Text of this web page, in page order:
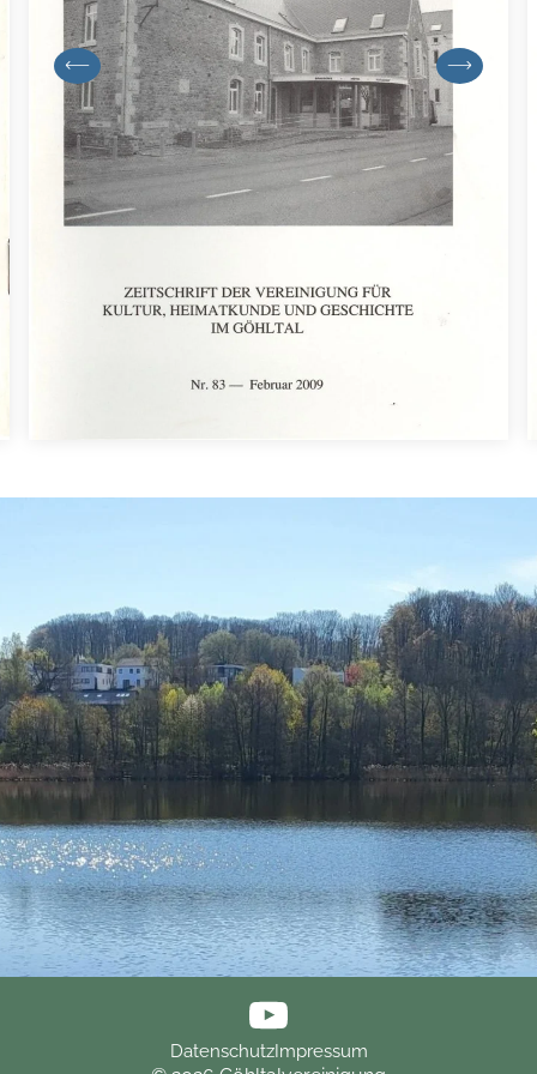
previous next
DatenschutzImpressum